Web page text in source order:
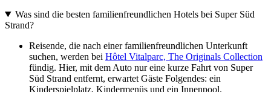
Was sind die besten familienfreundlichen Hotels bei Super Süd
Strand?
Reisende, die nach einer familienfreundlichen Unterkunft
suchen, werden bei Hôtel Vitalparc, The Originals Collection
fündig. Hier, mit dem Auto nur eine kurze Fahrt von Super
Süd Strand entfernt, erwartet Gäste Folgendes: ein
Kinderspielplatz, Kindermenüs und ein Innenpool.